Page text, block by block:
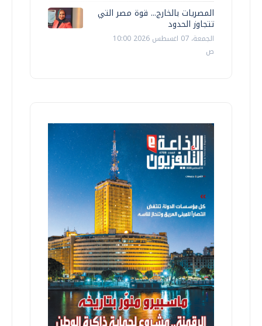
المصريات بالخارج... قوة مصر التي
تتجاوز الحدود
الجمعة، 07 اغسطس 2026 10:00
ص